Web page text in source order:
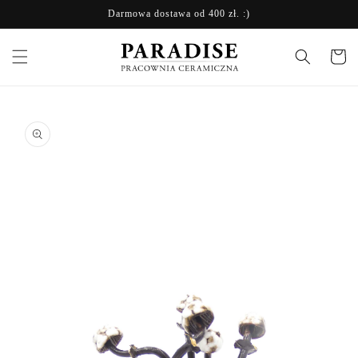
Darmowa dostawa od 400 zł. :)
Koszyk
informacji